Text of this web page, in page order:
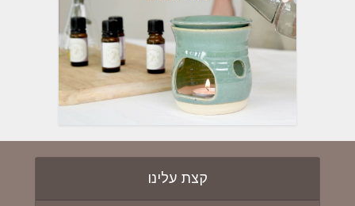
קצת עלינו